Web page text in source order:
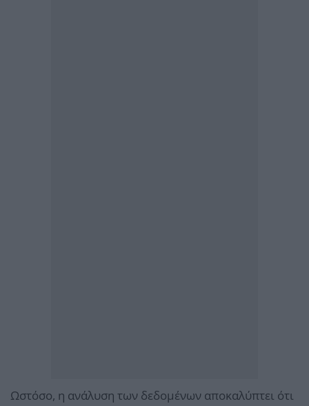
Ωστόσο, η ανάλυση των δεδομένων αποκαλύπτει ότι